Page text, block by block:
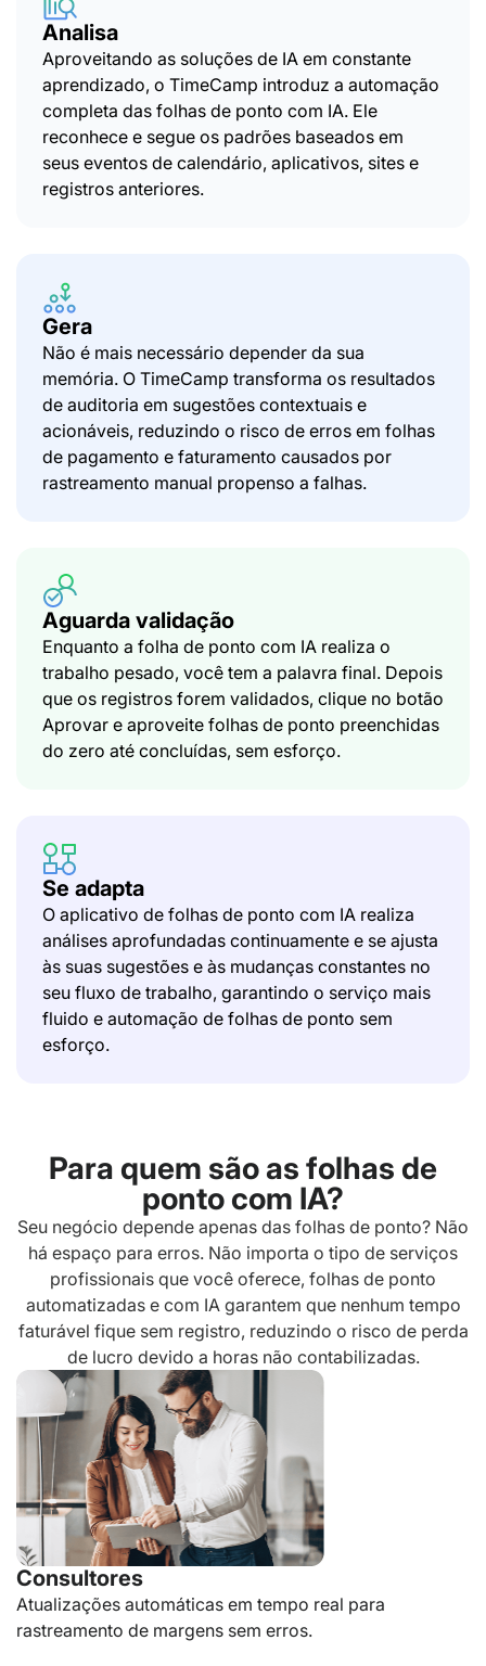
Analisa
Aproveitando as soluções de IA em constante
aprendizado, o TimeCamp introduz a automação
completa das folhas de ponto com IA. Ele
reconhece e segue os padrões baseados em
seus eventos de calendário, aplicativos, sites e
registros anteriores.
Gera
Não é mais necessário depender da sua
memória. O TimeCamp transforma os resultados
de auditoria em sugestões contextuais e
acionáveis, reduzindo o risco de erros em folhas
de pagamento e faturamento causados por
rastreamento manual propenso a falhas.
Aguarda validação
Enquanto a folha de ponto com IA realiza o
trabalho pesado, você tem a palavra final. Depois
que os registros forem validados, clique no botão
Aprovar e aproveite folhas de ponto preenchidas
do zero até concluídas, sem esforço.
Se adapta
O aplicativo de folhas de ponto com IA realiza
análises aprofundadas continuamente e se ajusta
às suas sugestões e às mudanças constantes no
seu fluxo de trabalho, garantindo o serviço mais
fluido e automação de folhas de ponto sem
esforço.
Para quem são as folhas de
ponto com IA?
Seu negócio depende apenas das folhas de ponto? Não
há espaço para erros. Não importa o tipo de serviços
profissionais que você oferece, folhas de ponto
automatizadas e com IA garantem que nenhum tempo
faturável fique sem registro, reduzindo o risco de perda
de lucro devido a horas não contabilizadas.
Consultores
Atualizações automáticas em tempo real para
rastreamento de margens sem erros.